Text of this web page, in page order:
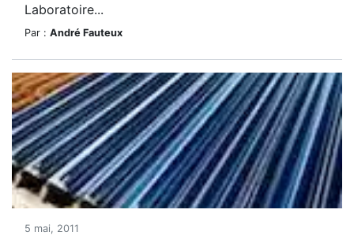
Laboratoire...
Par : André Fauteux
5 mai, 2011